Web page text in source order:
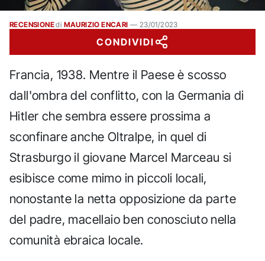
RECENSIONEdi MAURIZIO ENCARI — 23/01/2023
CONDIVIDI
Francia, 1938. Mentre il Paese è scosso
dall'ombra del conflitto, con la Germania di
Hitler che sembra essere prossima a
sconfinare anche Oltralpe, in quel di
Strasburgo il giovane Marcel Marceau si
esibisce come mimo in piccoli locali,
nonostante la netta opposizione da parte
del padre, macellaio ben conosciuto nella
comunità ebraica locale.